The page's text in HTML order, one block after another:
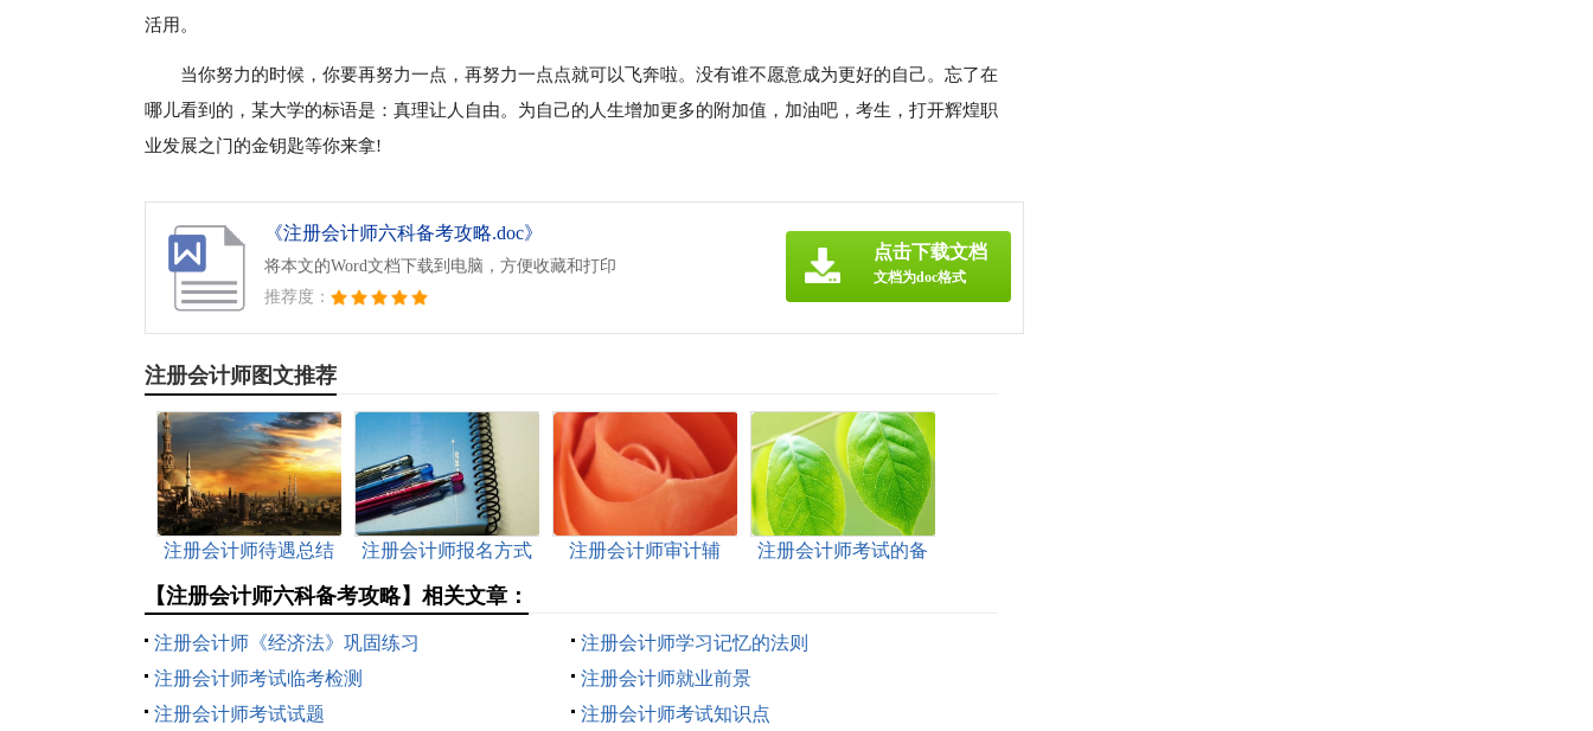
活用。
当你努力的时候，你要再努力一点，再努力一点点就可以飞奔啦。没有谁不愿意成为更好的自己。忘了在
哪儿看到的，某大学的标语是：真理让人自由。为自己的人生增加更多的附加值，加油吧，考生，打开辉煌职
业发展之门的金钥匙等你来拿!
《注册会计师六科备考攻略.doc》
将本文的Word文档下载到电脑，方便收藏和打印
推荐度：
点击下载文档
文档为doc格式
注册会计师图文推荐
注册会计师待遇总结
注册会计师报名方式
注册会计师审计辅
注册会计师考试的备
【注册会计师六科备考攻略】相关文章：
注册会计师《经济法》巩固练习
注册会计师学习记忆的法则
注册会计师考试临考检测
注册会计师就业前景
注册会计师考试试题
注册会计师考试知识点